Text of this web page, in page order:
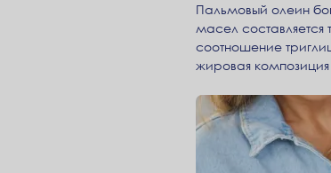
Пальмовый олеин
масел
соотношение
жировая композиция